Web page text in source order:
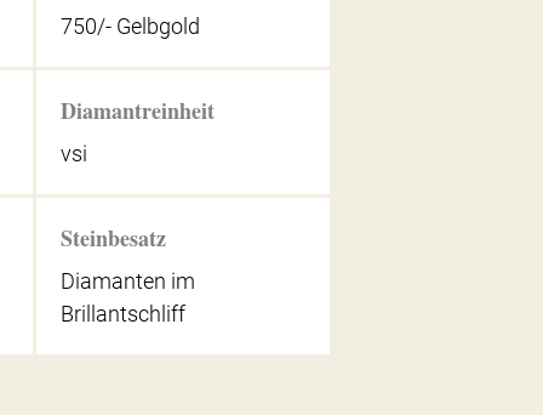
750/- Gelbgold
Diamantreinheit
vsi
Steinbesatz
Diamanten im
Brillantschliff